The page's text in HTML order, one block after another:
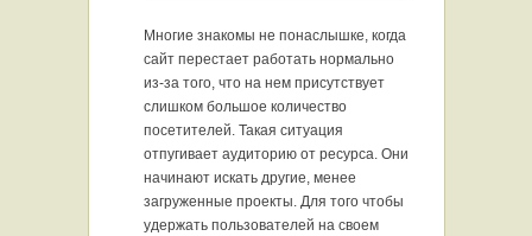
Многие знакомы не понаслышке, когда
сайт перестает работать нормально
из-за того, что на нем присутствует
слишком большое количество
посетителей. Такая ситуация
отпугивает аудиторию от ресурса. Они
начинают искать другие, менее
загруженные проекты. Для того чтобы
удержать пользователей на своем